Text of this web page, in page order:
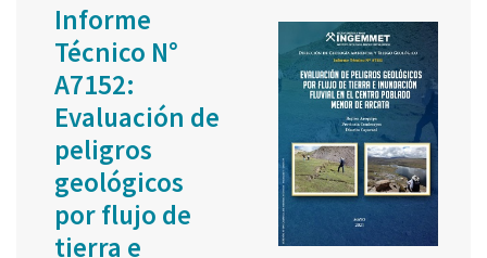
Informe
Técnico N°
A7152:
Evaluación de
peligros
geológicos
por flujo de
tierra e